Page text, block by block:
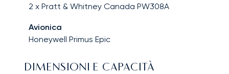
2 x Pratt & Whitney Canada PW308A
Avionica
Honeywell Primus Epic
DIMENSIONI E CAPACITÀ